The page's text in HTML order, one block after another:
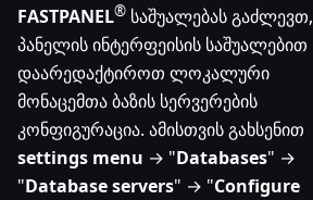
FASTPANEL® საშუალებას გაძლევთ,
პანელის ინტერფეისის საშუალებით
დაარედაქტიროთ ლოკალური
მონაცემთა ბაზის სერვერების
კონფიგურაცია. ამისთვის გახსენით
settings menu → "Databases" →
"Database servers" → "Configure